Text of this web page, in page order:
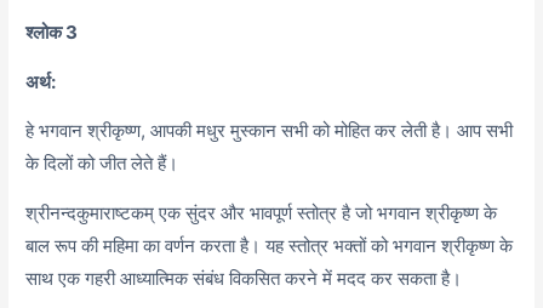
श्लोक 3
अर्थ:
हे भगवान श्रीकृष्ण, आपकी मधुर मुस्कान सभी को मोहित कर लेती है। आप सभी
के दिलों को जीत लेते हैं।
श्रीनन्दकुमाराष्टकम् एक सुंदर और भावपूर्ण स्तोत्र है जो भगवान श्रीकृष्ण के
बाल रूप की महिमा का वर्णन करता है। यह स्तोत्र भक्तों को भगवान श्रीकृष्ण के
साथ एक गहरी आध्यात्मिक संबंध विकसित करने में मदद कर सकता है।